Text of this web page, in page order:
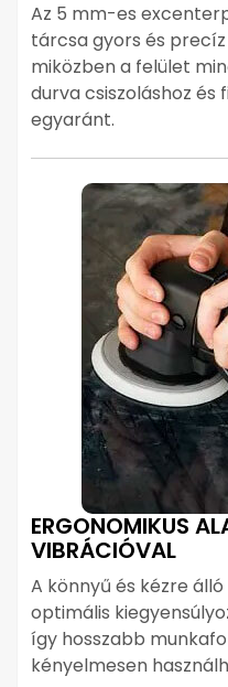
Az 5 mm-es
tárcsa gyors és
miközben a felület
durva csiszoláshoz és
egyaránt.
ERGONOMIKUS
VIBRÁCIÓVAL
A könnyű és kézre
optimális
így hosszabb
kényelmesen